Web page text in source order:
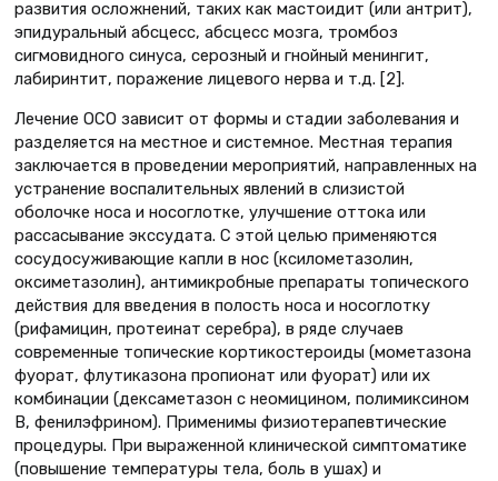
развития осложнений, таких как мастоидит (или антрит),
эпидуральный абсцесс, абсцесс мозга, тромбоз
сигмовидного синуса, серозный и гнойный менингит,
лабиринтит, поражение лицевого нерва и т.д. [2].
Лечение ОСО зависит от формы и стадии заболевания и
разделяется на местное и системное. Местная терапия
заключается в проведении мероприятий, направленных на
устранение воспалительных явлений в слизистой
оболочке носа и носоглотке, улучшение оттока или
рассасывание экссудата. С этой целью применяются
сосудосуживающие капли в нос (ксилометазолин,
оксиметазолин), антимикробные препараты топического
действия для введения в полость носа и носоглотку
(рифамицин, протеинат серебра), в ряде случаев
современные топические кортикостероиды (мометазона
фуорат, флутиказона пропионат или фуорат) или их
комбинации (дексаметазон с неомицином, полимиксином
B, фенилэфрином). Применимы физиотерапевтические
процедуры. При выраженной клинической симптоматике
(повышение температуры тела, боль в ушах) и